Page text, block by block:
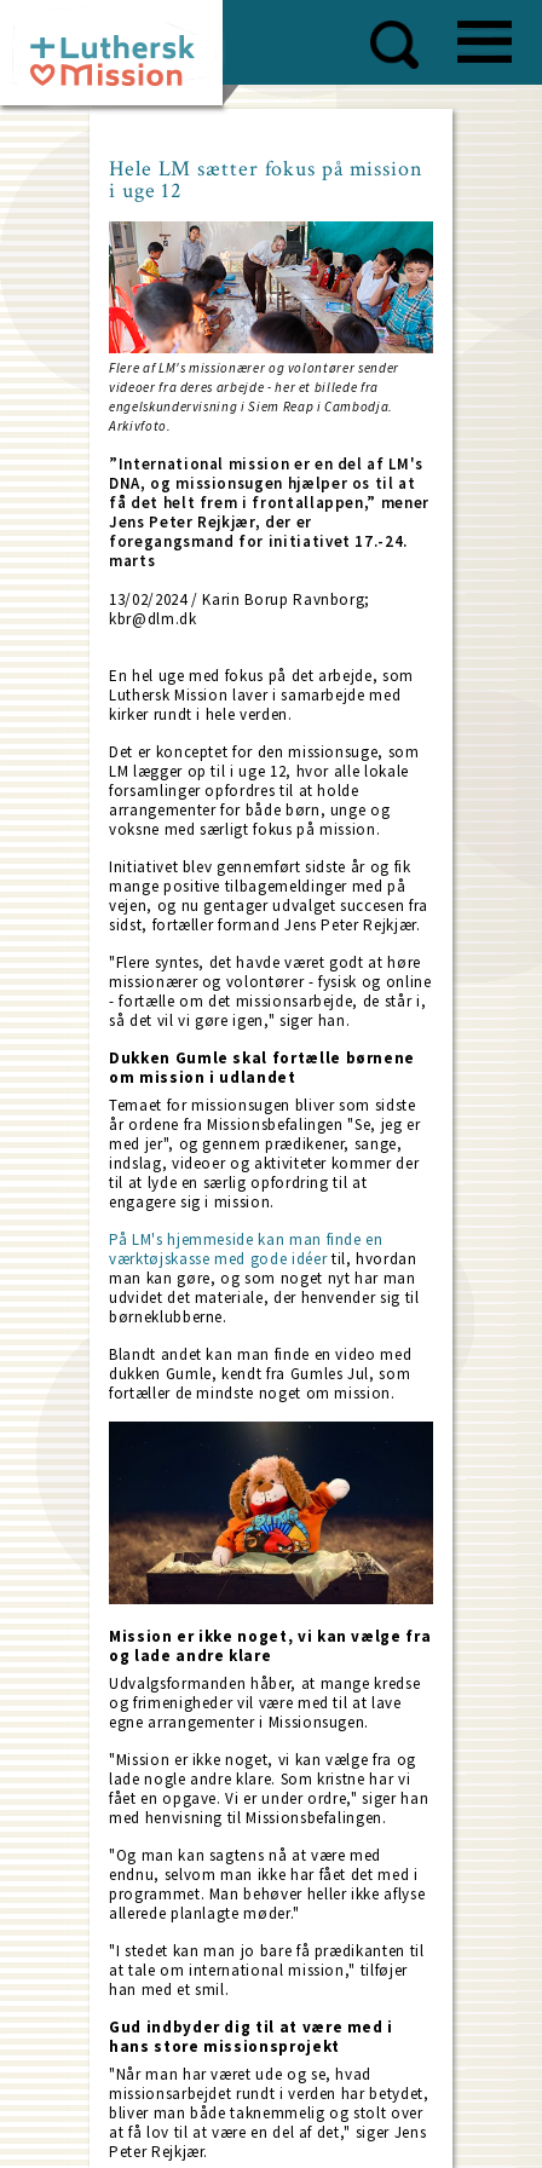
main
content
Hele LM sætter fokus på mission
i uge 12
Flere af LM's missionærer og volontører sender
videoer fra deres arbejde - her et billede fra
engelskundervisning i Siem Reap i Cambodja.
Arkivfoto.
”International mission er en del af LM's
DNA, og missionsugen hjælper os til at
få det helt frem i frontallappen,” mener
Jens Peter Rejkjær, der er
foregangsmand for initiativet 17.-24.
marts
13/02/2024 / Karin Borup Ravnborg;
kbr@dlm.dk
En hel uge med fokus på det arbejde, som
Luthersk Mission laver i samarbejde med
kirker rundt i hele verden.
Det er konceptet for den missionsuge, som
LM lægger op til i uge 12, hvor alle lokale
forsamlinger opfordres til at holde
arrangementer for både børn, unge og
voksne med særligt fokus på mission.
Initiativet blev gennemført sidste år og fik
mange positive tilbagemeldinger med på
vejen, og nu gentager udvalget succesen fra
sidst, fortæller formand Jens Peter Rejkjær.
"Flere syntes, det havde været godt at høre
missionærer og volontører - fysisk og online
- fortælle om det missionsarbejde, de står i,
så det vil vi gøre igen," siger han.
Dukken Gumle skal fortælle børnene
om mission i udlandet
Temaet for missionsugen bliver som sidste
år ordene fra Missionsbefalingen "Se, jeg er
med jer", og gennem prædikener, sange,
indslag, videoer og aktiviteter kommer der
til at lyde en særlig opfordring til at
engagere sig i mission.
På LM's hjemmeside kan man finde en
værktøjskasse med gode idéertil, hvordan
man kan gøre, og som noget nyt har man
udvidet det materiale, der henvender sig til
børneklubberne.
Blandt andet kan man finde en video med
dukken Gumle, kendt fra Gumles Jul, som
fortæller de mindste noget om mission.
Mission er ikke noget, vi kan vælge fra
og lade andre klare
Udvalgsformanden håber, at mange kredse
og frimenigheder vil være med til at lave
egne arrangementer i Missionsugen.
"Mission er ikke noget, vi kan vælge fra og
lade nogle andre klare. Som kristne har vi
fået en opgave. Vi er under ordre," siger han
med henvisning til Missionsbefalingen.
"Og man kan sagtens nå at være med
endnu, selvom man ikke har fået det med i
programmet. Man behøver heller ikke aflyse
allerede planlagte møder."
"I stedet kan man jo bare få prædikanten til
at tale om international mission," tilføjer
han med et smil.
Gud indbyder dig til at være med i
hans store missionsprojekt
"Når man har været ude og se, hvad
missionsarbejdet rundt i verden har betydet,
bliver man både taknemmelig og stolt over
at få lov til at være en del af det," siger Jens
Peter Rejkjær.